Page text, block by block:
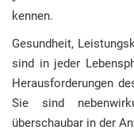
kennen.
Gesundheit,
sind in jeder
Herausforderungen
Sie sind
überschaubar in der